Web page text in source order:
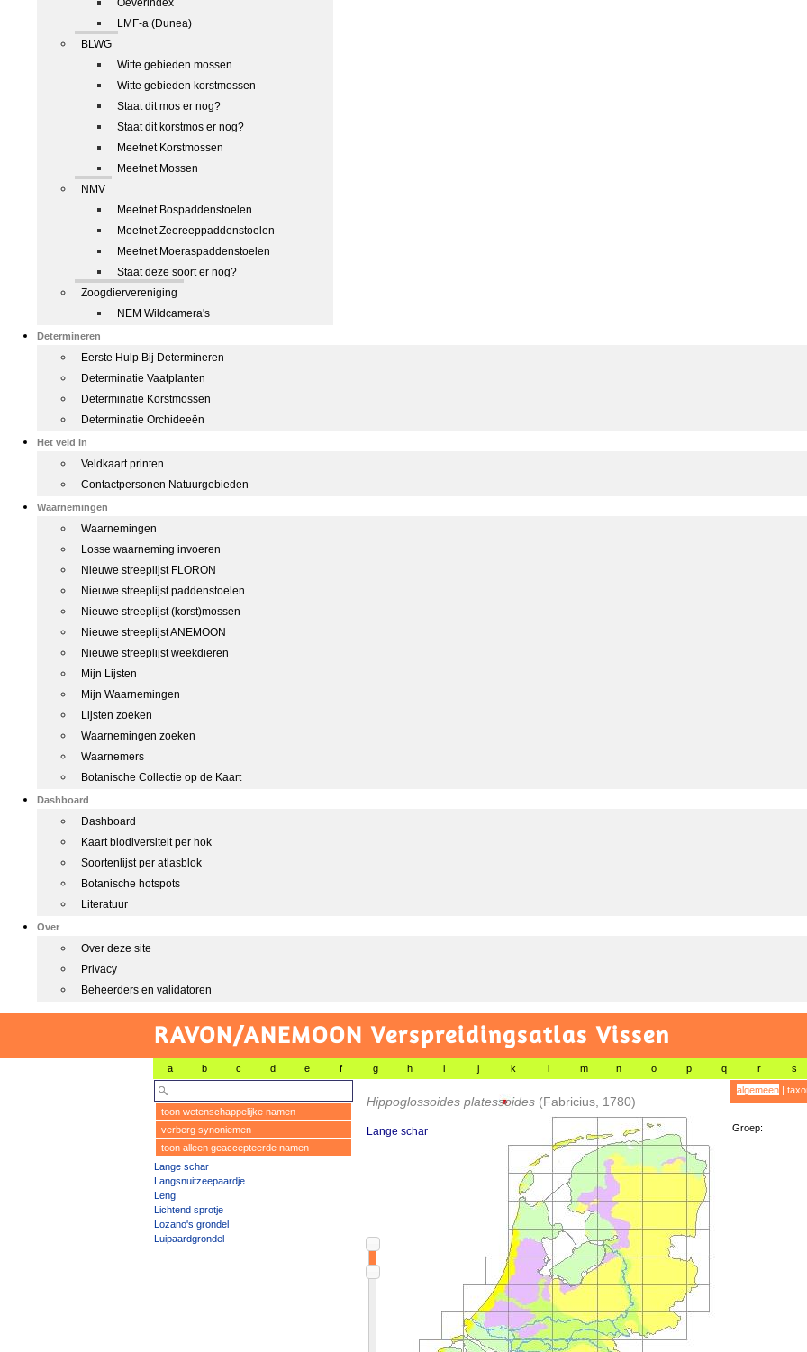
Oeverindex
LMF-a (Dunea)
BLWG
Witte gebieden mossen
Witte gebieden korstmossen
Staat dit mos er nog?
Staat dit korstmos er nog?
Meetnet Korstmossen
Meetnet Mossen
NMV
Meetnet Bospaddenstoelen
Meetnet Zeereeppaddenstoelen
Meetnet Moeraspaddenstoelen
Staat deze soort er nog?
Zoogdiervereniging
NEM Wildcamera's
Determineren
Eerste Hulp Bij Determineren
Determinatie Vaatplanten
Determinatie Korstmossen
Determinatie Orchideeën
Het veld in
Veldkaart printen
Contactpersonen Natuurgebieden
Waarnemingen
Waarnemingen
Losse waarneming invoeren
Nieuwe streeplijst FLORON
Nieuwe streeplijst paddenstoelen
Nieuwe streeplijst (korst)mossen
Nieuwe streeplijst ANEMOON
Nieuwe streeplijst weekdieren
Mijn Lijsten
Mijn Waarnemingen
Lijsten zoeken
Waarnemingen zoeken
Waarnemers
Botanische Collectie op de Kaart
Dashboard
Dashboard
Kaart biodiversiteit per hok
Soortenlijst per atlasblok
Botanische hotspots
Literatuur
Over
Over deze site
Privacy
Beheerders en validatoren
RAVON/ANEMOON Verspreidingsatlas Vissen
a b c d e f g h i j k l m n o p q r s
toon wetenschappelijke namen
verberg synoniemen
toon alleen geaccepteerde namen
Lange schar
Langsnuitzeepaardje
Leng
Lichtend sprotje
Lozano's grondel
Luipaardgrondel
Hippoglossoides platessoides (Fabricius, 1780)
Lange schar
algemeen|
Groep: